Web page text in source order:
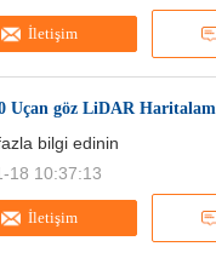
İletişim
Uçan göz LiDAR
İletişim
bilgi edinin
18 10:37:13